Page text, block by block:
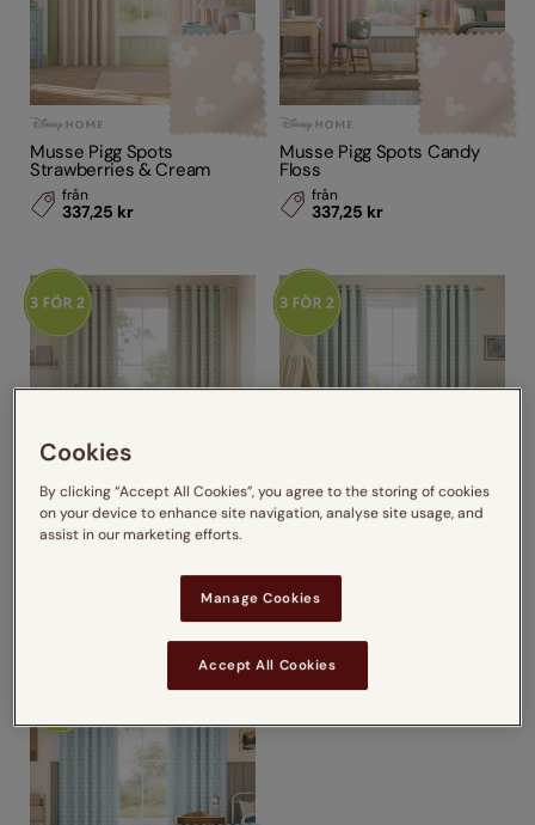
Musse Pigg Spots
Strawberries & Cream
från
337,25 kr
Musse Pigg Spots Candy
Floss
från
337,25 kr
Musse Pigg Spots Mink
från
337,25 kr
Cookies
By clicking “Accept All Cookies”, you agree to the storing of cookies
on your device to enhance site navigation, analyse site usage, and
assist in our marketing efforts.
Manage Cookies
Accept All Cookies